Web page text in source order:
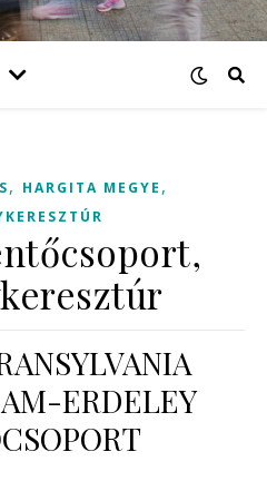
, HARGITA MEGYE ,
ERDELEY